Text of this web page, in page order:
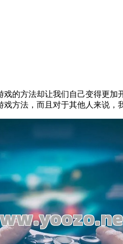
的方法却让我们自己变得更
方法，而且对于其他人来说